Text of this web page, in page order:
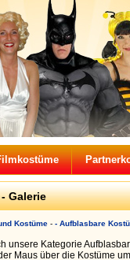
Galerie
Kostüme - - Aufblasbare
unsere Kategorie
Maus über die Kostüme